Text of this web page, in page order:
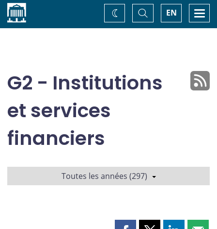
Accueil EN
Basculer
la
recherche
Changez
de
G2 - Institutions
et services
financiers
Toutes les années (297)